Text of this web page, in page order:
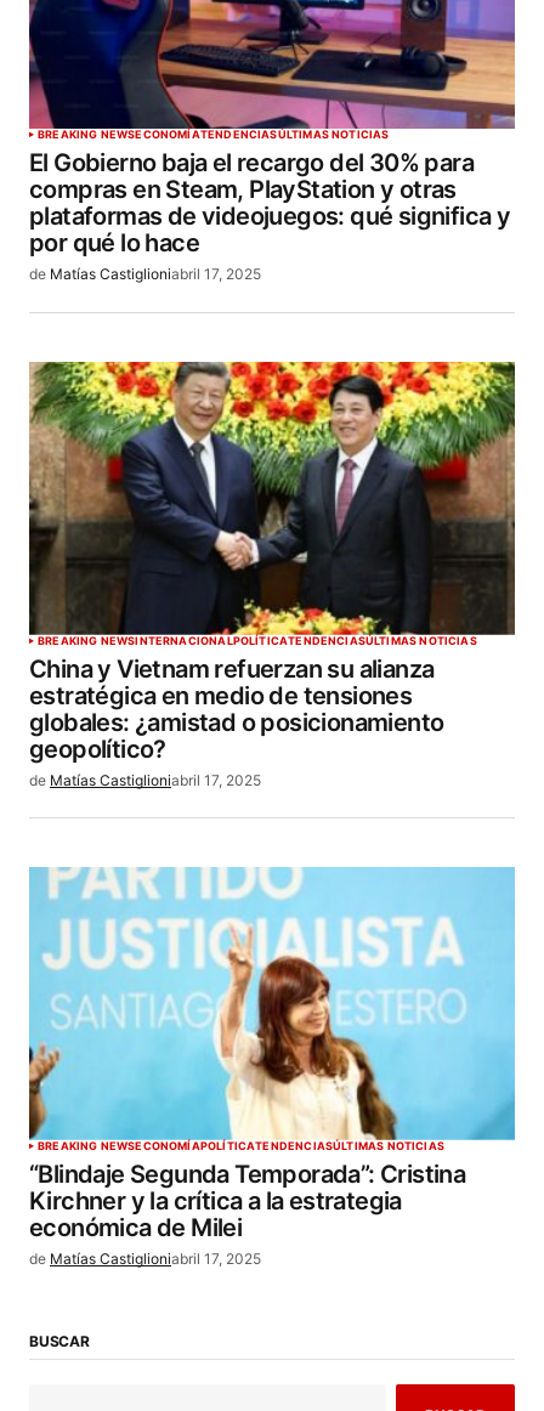
BREAKING NEWSECONOMÍATENDENCIASÚLTIMAS NOTICIAS
El Gobierno baja el recargo del 30% para
compras en Steam, PlayStation y otras
plataformas de videojuegos: qué significa y
por qué lo hace
de Matías Castiglioniabril 17, 2025
BREAKING NEWSINTERNACIONALPOLÍTICATENDENCIASÚLTIMAS NOTICIAS
China y Vietnam refuerzan su alianza
estratégica en medio de tensiones
globales: ¿amistad o posicionamiento
geopolítico?
de Matías Castiglioniabril 17, 2025
BREAKING NEWSECONOMÍAPOLÍTICATENDENCIASÚLTIMAS NOTICIAS
“Blindaje Segunda Temporada”: Cristina
Kirchner y la crítica a la estrategia
económica de Milei
de Matías Castiglioniabril 17, 2025
BUSCAR